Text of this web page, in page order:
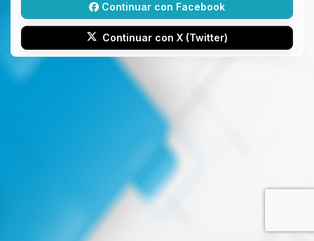
Continuar con Facebook
Continuar con X (Twitter)